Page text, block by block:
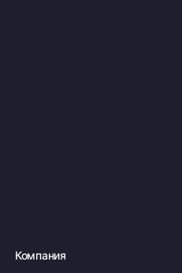
Компания